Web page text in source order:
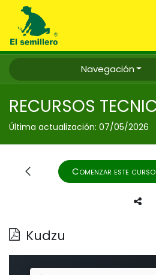
Ir al contenido
Navegación
Última actualización: 07/05/2026
Kudzu
Comenzar este curso